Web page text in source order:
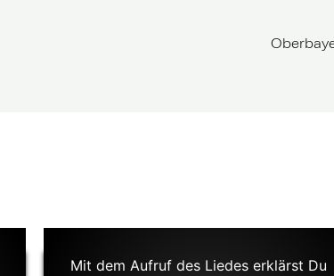
Mit dem Aufruf des Liedes erklärst Du